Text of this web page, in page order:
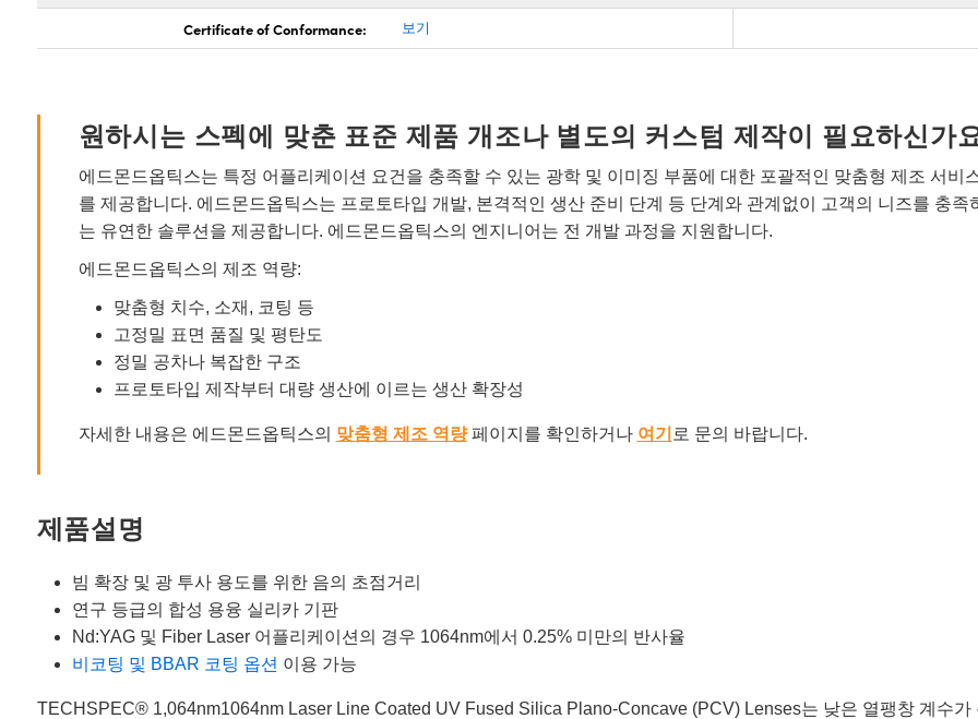
Certificate of Conformance: 보기
원하시는 스펙에 맞춘 표준 제품 개조나 별도의 커스텀 제작이 필요하신가
에드몬드옵틱스는 특정 어플리케이션 요건을 충족할 수 있는 광학 및 이미징 부품에 대한 포괄적인 맞춤형 제조 서비
를 제공합니다. 에드몬드옵틱스는 프로토타입 개발, 본격적인 생산 준비 단계 등 단계와 관계없이 고객의 니즈를 충족
는 유연한 솔루션을 제공합니다. 에드몬드옵틱스의 엔지니어는 전 개발 과정을 지원합니다.
에드몬드옵틱스의 제조 역량:
맞춤형 치수, 소재, 코팅 등
고정밀 표면 품질 및 평탄도
정밀 공차나 복잡한 구조
프로토타입 제작부터 대량 생산에 이르는 생산 확장성
자세한 내용은 에드몬드옵틱스의 맞춤형 제조 역량페이지를 확인하거나 여기 로 문의 바랍니다.
제품설명
빔 확장 및 광 투사 용도를 위한 음의 초점거리
연구 등급의 합성 용융 실리카 기판
Nd:YAG 및 Fiber Laser 어플리케이션의 경우 1064nm에서 0.25% 미만의 반사율
비코팅 및 BBAR 코팅 옵션 이용 가능
TECHSPEC® 1,064nm1064nm Laser Line Coated UV Fused Silica Plano-Concave (PCV) Lenses는 낮은 열팽창 계수가